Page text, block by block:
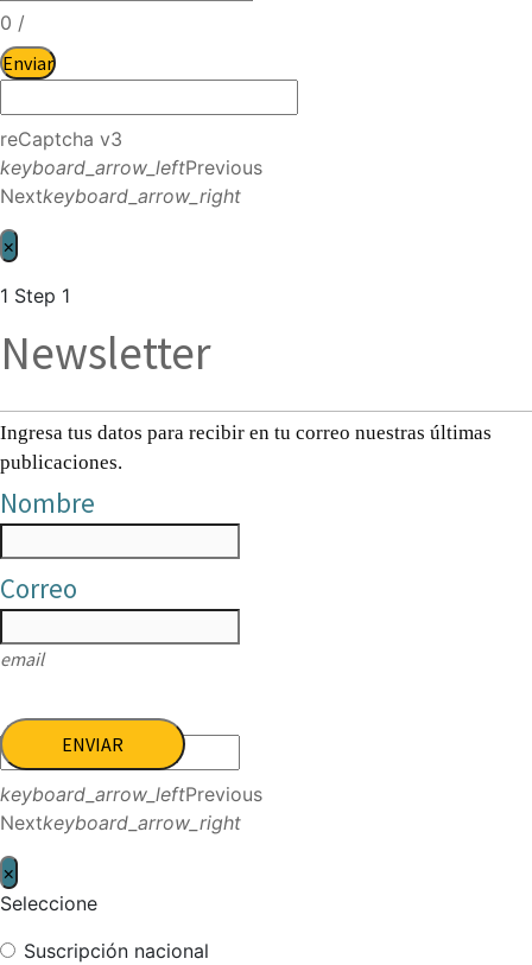
0 /
Enviar
reCaptcha v3
keyboard_arrow_leftPrevious
Nextkeyboard_arrow_right
×
1 Step 1
Newsletter
Ingresa tus datos para recibir en tu correo nuestras últimas
publicaciones.
Nombre
Correo
email
ENVIAR
keyboard_arrow_leftPrevious
Nextkeyboard_arrow_right
×
Seleccione
Suscripción nacional